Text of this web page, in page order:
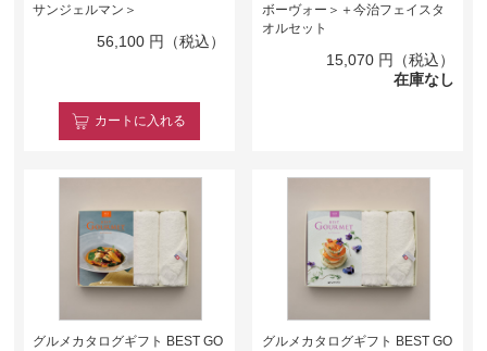
サンジェルマン＞
56,100 円（税込）
カート に入れる
ボーヴォー＞＋今治フェイスタ
オルセット
15,070 円（税込）
在庫なし
グルメカタログギフト BEST GO
グルメカタログギフト BEST GO